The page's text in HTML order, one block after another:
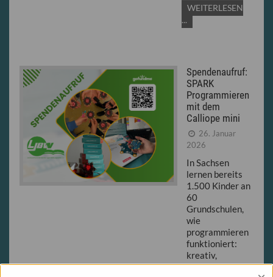
WEITERLESEN
...
Spendenaufruf:
SPARK
Programmieren
mit dem
Calliope mini
26. Januar
2026
In Sachsen
lernen bereits
1.500 Kinder an
60
Grundschulen,
wie
programmieren
funktioniert:
kreativ,
spielerisch und